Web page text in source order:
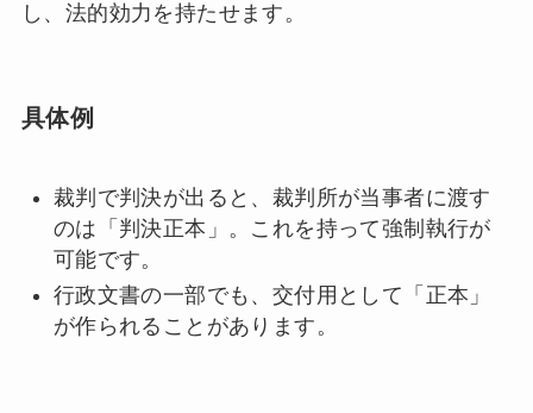
し、法的効力を持たせます。
具体例
裁判で判決が出ると、裁判所が当事者に渡す
のは「判決正本」。これを持って強制執行が
可能です。
行政文書の一部でも、交付用として「正本」
が作られることがあります。